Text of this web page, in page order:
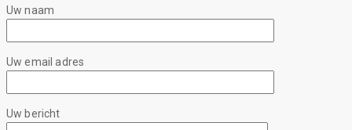
Uw naam
Uw email adres
Uw bericht